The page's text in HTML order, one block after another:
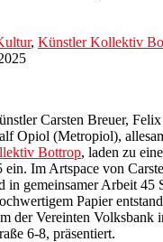
, Künstler Kollektiv
Carsten Breuer,
Opiol (Metropiol),
Bottrop, laden zu
ein. Im Artspace von
in gemeinsamer Arbeit 45
Papier
der Vereinten Volksbank
6-8, präsentiert.